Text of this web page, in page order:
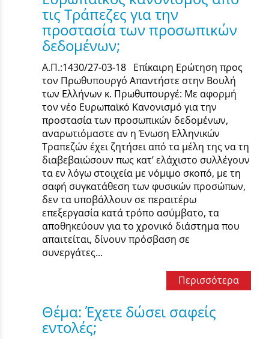
τις Τράπεζες για την
προστασία των προσωπικών
δεδομένων;
Α.Π.:1430/27-03-18 Επίκαιρη Ερώτηση προς
τον Πρωθυπουργό Απαντήστε στην Βουλή
των Ελλήνων κ. Πρωθυπουργέ: Με αφορμή
τον νέο Ευρωπαϊκό Κανονισμό για την
προστασία των προσωπικών δεδομένων,
αναρωτιόμαστε αν η Ένωση Ελληνικών
Τραπεζών έχει ζητήσει από τα μέλη της να τη
διαβεβαιώσουν πως κατ’ ελάχιστο συλλέγουν
τα εν λόγω στοιχεία με νόμιμο σκοπό, με τη
σαφή συγκατάθεση των φυσικών προσώπων,
δεν τα υποβάλλουν σε περαιτέρω
επεξεργασία κατά τρόπο ασύμβατο, τα
αποθηκεύουν για το χρονικό διάστημα που
απαιτείται, δίνουν πρόσβαση σε
συνεργάτες...
Περισσότερα
Θέμα: Έχετε δώσει σαφείς
εντολές;